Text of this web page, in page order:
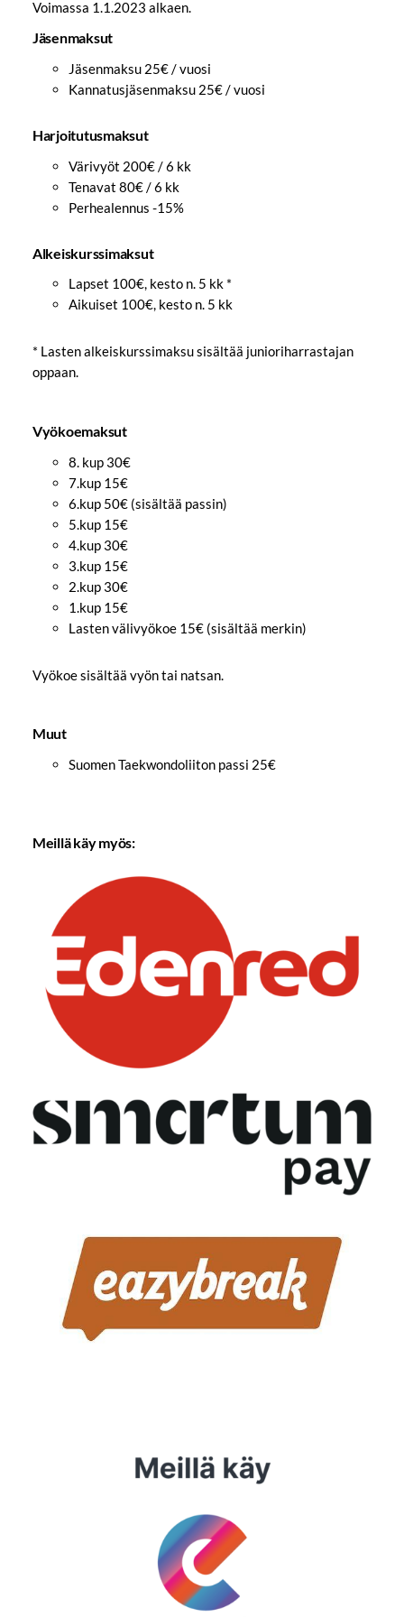
Voimassa 1.1.2023 alkaen.
Jäsenmaksut
Jäsenmaksu 25€ / vuosi
Kannatusjäsenmaksu 25€ / vuosi
Harjoitutusmaksut
Värivyöt 200€ / 6 kk
Tenavat 80€ / 6 kk
Perhealennus -15%
Alkeiskurssimaksut
Lapset 100€, kesto n. 5 kk *
Aikuiset 100€, kesto n. 5 kk
* Lasten alkeiskurssimaksu sisältää junioriharrastajan
oppaan.
Vyökoemaksut
8. kup 30€
7.kup 15€
6.kup 50€ (sisältää passin)
5.kup 15€
4.kup 30€
3.kup 15€
2.kup 30€
1.kup 15€
Lasten välivyökoe 15€ (sisältää merkin)
Vyökoe sisältää vyön tai natsan.
Muut
Suomen Taekwondoliiton passi 25€
Meillä käy myös: